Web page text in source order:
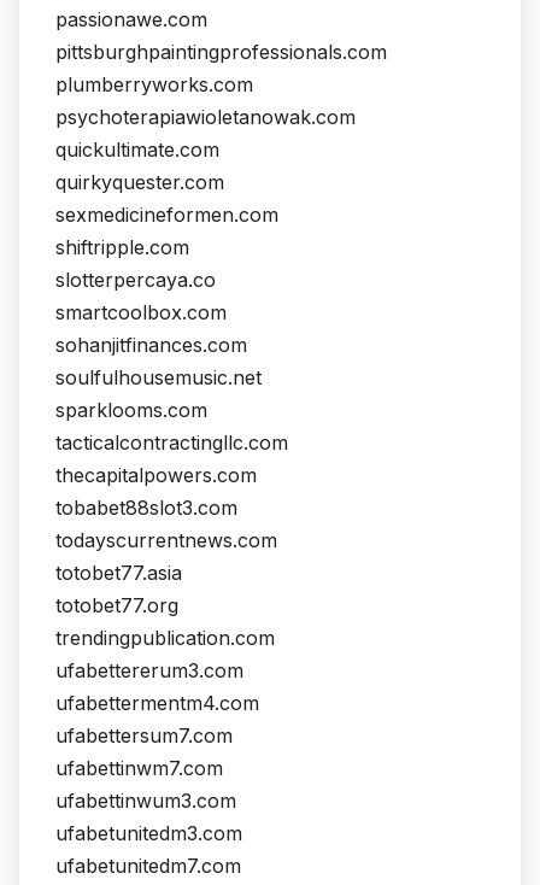
passionawe.com
pittsburghpaintingprofessionals.com
plumberryworks.com
psychoterapiawioletanowak.com
quickultimate.com
quirkyquester.com
sexmedicineformen.com
shiftripple.com
slotterpercaya.co
smartcoolbox.com
sohanjitfinances.com
soulfulhousemusic.net
sparklooms.com
tacticalcontractingllc.com
thecapitalpowers.com
tobabet88slot3.com
todayscurrentnews.com
totobet77.asia
totobet77.org
trendingpublication.com
ufabettererum3.com
ufabettermentm4.com
ufabettersum7.com
ufabettinwm7.com
ufabettinwum3.com
ufabetunitedm3.com
ufabetunitedm7.com